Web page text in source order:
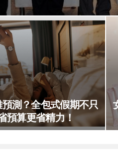
測？全包式假期不只
預算更省精力！